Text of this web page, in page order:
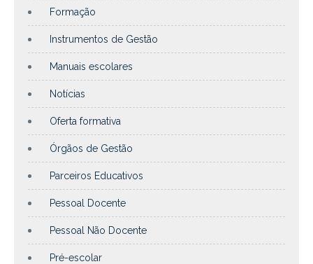
Formação
Instrumentos de Gestão
Manuais escolares
Notícias
Oferta formativa
Órgãos de Gestão
Parceiros Educativos
Pessoal Docente
Pessoal Não Docente
Pré-escolar